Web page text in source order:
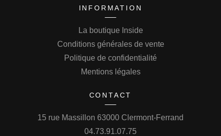
INFORMATION
La boutique Inside
Conditions générales de vente
Politique de confidentialité
Mentions légales
CONTACT
15 rue Massillon 63000 Clermont-Ferrand
04.73.91.07.75